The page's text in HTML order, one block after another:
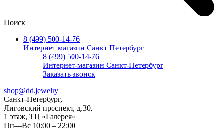
Поиск
8 (499) 500-14-76
Интернет-магазин Санкт-Петербург
8 (499) 500-14-76
Интернет-магазин Санкт-Петербург
Заказать звонок
shop@dd.jewelry
Санкт-Петербург,
Лиговский проспект, д.30,
1 этаж, ТЦ «Галерея»
Пн—Вс 10:00 – 22:00